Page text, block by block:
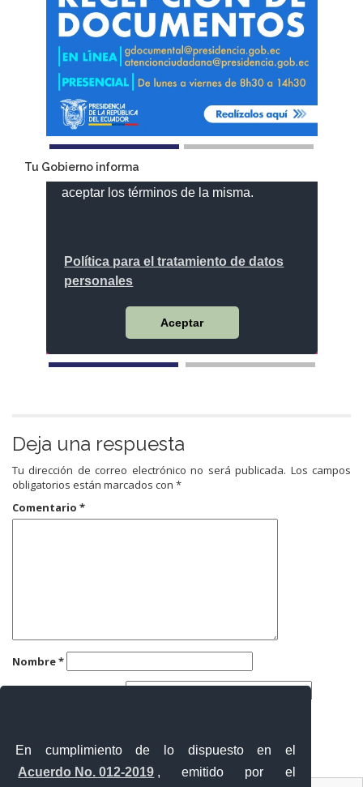
En cumplimiento de lo dispuesto en el
Acuerdo No. 012-2019 , emitido por el
Tu Gobierno informa
Deja una respuesta
Tu dirección de correo electrónico no será publicada. Los campos
obligatorios están marcados con *
Comentario *
Nombre*
Correo electrónico*